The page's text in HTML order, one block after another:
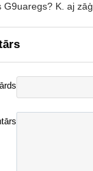
G9uaregs? K. aj